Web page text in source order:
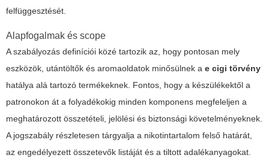
felfüggesztését.
Alapfogalmak és scope
A szabályozás definíciói közé tartozik az, hogy pontosan mely
eszközök, utántöltők és aromaoldatok minősülnek a e cigi törvény
hatálya alá tartozó termékeknek. Fontos, hogy a készülékektől a
patronokon át a folyadékokig minden komponens megfeleljen a
meghatározott összetételi, jelölési és biztonsági követelményeknek.
A jogszabály részletesen tárgyalja a nikotintartalom felső határát,
az engedélyezett összetevők listáját és a tiltott adalékanyagokat.